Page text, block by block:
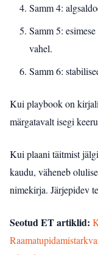
Samm 4:
Samm 5:
vahel.
Samm 6:
Kui playbook on
märgatavalt isegi
Kui plaani täitmist
kaudu, väheneb
nimekirja. Järjepidev
Seotud ET artiklid: